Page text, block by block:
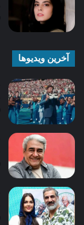
آخرین ویدیوها